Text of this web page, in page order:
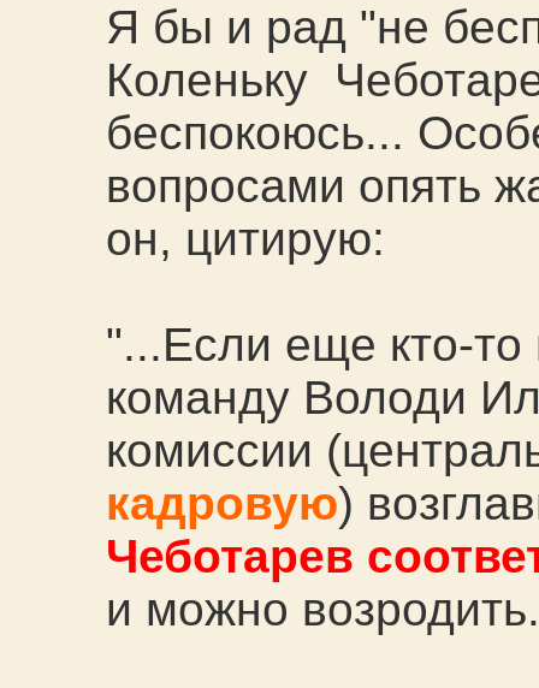
Я бы и рад "не
Коленьку
беспокоюсь...
вопросами опять
он, цитирую:
"...Если еще кто-то
команду Володи
комиссии
кадровую)
Чеботарев
и можно